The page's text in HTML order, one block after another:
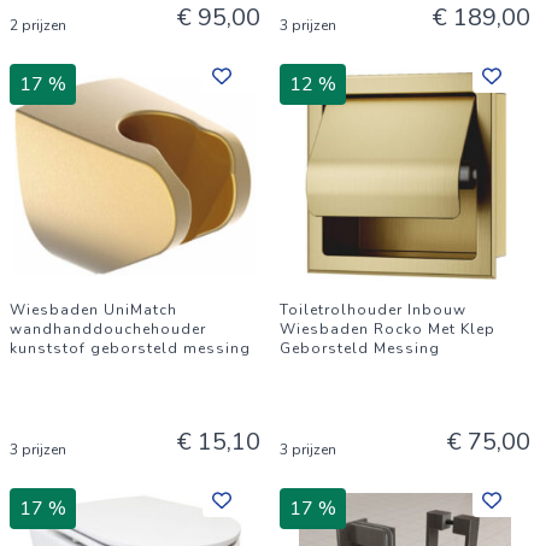
2 prijzen € 95,00 3 prijzen € 189,00
17 %
Wiesbaden UniMatch
wandhanddouchehouder
kunststof geborsteld messing
3 prijzen € 15,10
12 %
Toiletrolhouder Inbouw
Wiesbaden Rocko Met Klep
Geborsteld Messing
3 prijzen € 75,00
17 % 17 %